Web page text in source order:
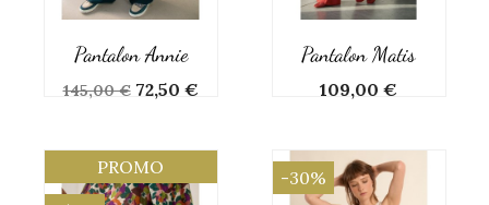
Pantalon Annie
Prix
145,00 € Prix
72,50 €
Pantalon Matis
Prix
109,00 €
PROMO
-30%